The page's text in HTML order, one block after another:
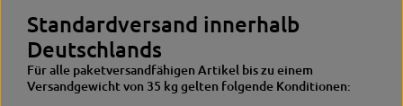
Standardversand innerhalb
Deutschlands
Für alle paketversandfähigen Artikel bis zu einem
Versandgewicht von 35 kg gelten folgende Konditionen: